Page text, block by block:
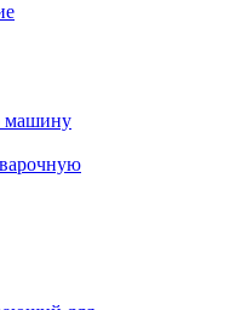
машину